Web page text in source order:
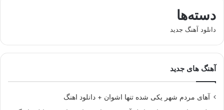
دسته‌ها
دانلود آهنگ جدید
آهنگ های جدید
آهای مردم شهر یکی شده تنها اشوان + دانلود اهنگ